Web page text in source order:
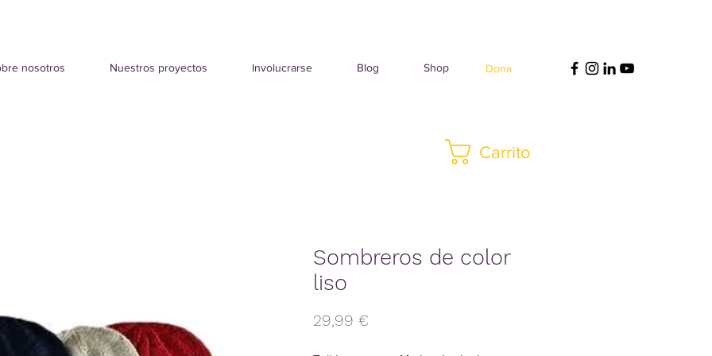
nosotros Nuestros proyectos Involucrarse Blog Shop Dona
Sombreros de color
liso
29,99 €
Carrito